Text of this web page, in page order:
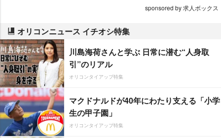
sponsored by 求人ボックス
オリコンニュース イチオシ特集
川島海荷さんと学ぶ 日常に潜む“人身取
引”のリアル
オリコンタイアップ特集
マクドナルドが40年にわたり支える「小学
生の甲子園」
オリコンタイアップ特集